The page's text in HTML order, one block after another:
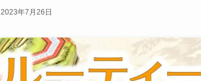
2023年7月26日